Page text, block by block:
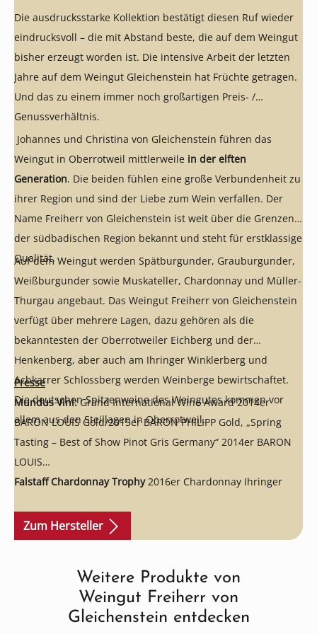
Die ausdrucksstarke Kollektion bestätigt diesen Ruf wieder
eindrucksvoll – die mit Abstand beste, die auf dem Weingut
bisher erzeugt worden ist. Die intensive Arbeit der letzten
Jahre auf dem Weingut Gleichenstein hat Früchte getragen.
Und das zu einem immer noch großartigen Preis- /
Genussverhältnis.
Johannes und Christina von Gleichenstein führen das
Weingut in Oberrotweil mittlerweile in der elften
Generation. Die beiden fühlen eine große Verbundenheit zu
ihrer Region und sind der Liebe zum Wein verfallen. Der
Name Freiherr von Gleichenstein ist weit über die Grenzen
der südbadischen Region bekannt und steht für erstklassige
Qualität.
Auf dem Weingut werden Spätburgunder, Grauburgunder,
Weißburgunder sowie Muskateller, Chardonnay und Müller-
Thurgau angebaut. Das Weingut Freiherr von Gleichenstein
verfügt über mehrere Lagen, dazu gehören als die
bekanntesten der Oberrotweiler Eichberg und der
Henkenberg, aber auch am Ihringer Winklerberg und
Achkarrer Schlossberg werden Weinberge bewirtschaftet.
Die deutschen Spitzenweine des Weingutes kommen vor
allem aus den Steillagen in Oberrotweil.
Presse
Mundus Vini:Grand International Wine Award 2014er
BARON LOUIS Gold/2015er BARON PHILIPP Gold, „Spring
Tasting – Best of Show Pinot Gris Germany“ 2014er BARON
LOUIS
Falstaff Chardonnay Trophy2016er Chardonnay Ihringer
Falstaff Sparkling Trophy
Brut – 90 Punkte
Spätburgunder Oberrotweiler Eichberg – 92 Punkte
Decanter World Wine Awards2014er BARON LOUIS – Silber /
2015er BARON PHILIPP – Silber
Zum Hersteller
Produktgalerie überspringen
Weitere Produkte von
Weingut Freiherr von
Gleichenstein entdecken